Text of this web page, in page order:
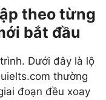
theo từng
bắt đầu
Dưới đây là lộ
thường
đoạn đều xoay